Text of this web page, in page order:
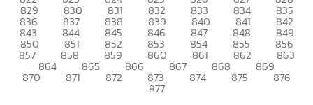
829 830 831 832 833 834 835
836 837 838 839 840 841 842
843 844 845 846 847 848 849
850 851 852 853 854 855 856
857 858 859 860 861 862 863
864 865 866 867 868 869
870 871 872 873 874 875 876
877